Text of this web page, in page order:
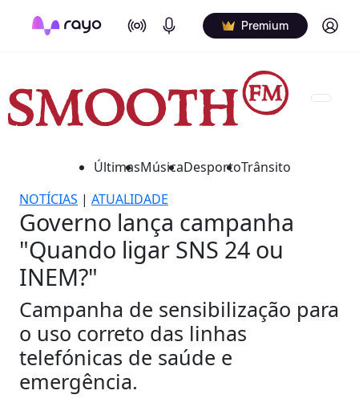
On Air Podcasts Premium Log in
ÚltimasMúsicaDesportoTrânsito
NOTÍCIAS | ATUALIDADE
Governo lança campanha
"Quando ligar SNS 24 ou
INEM?"
Campanha de sensibilização para
o uso correto das linhas
telefónicas de saúde e
emergência.